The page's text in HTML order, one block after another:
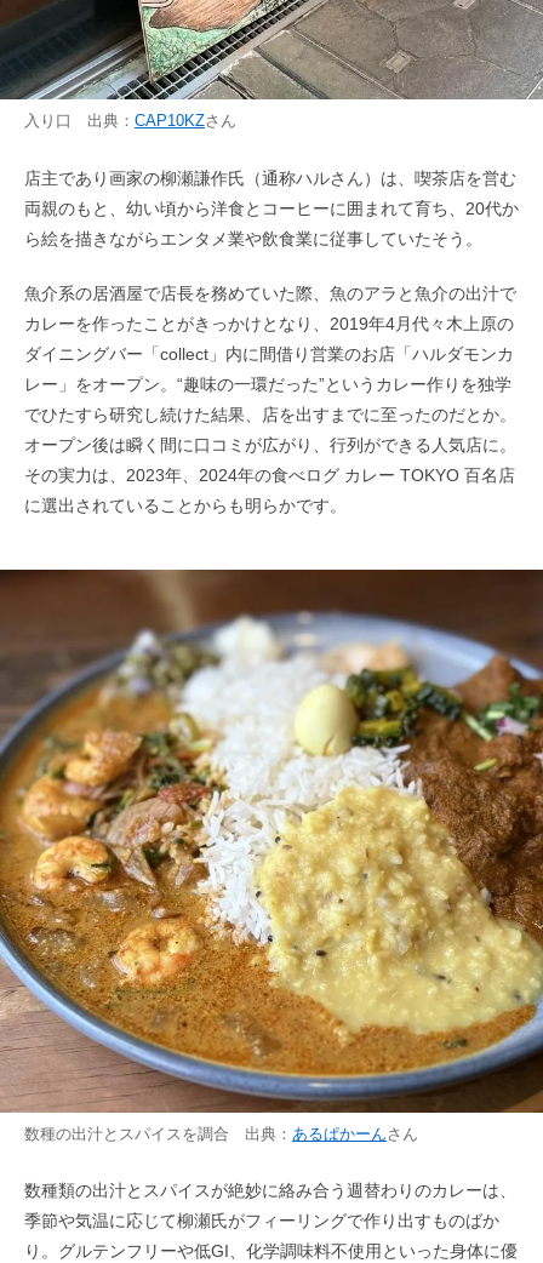
入り口 出典： CAP10KZさん
店主であり画家の柳瀬謙作氏（通称ハルさん）は、喫茶店を営む
両親のもと、幼い頃から洋食とコーヒーに囲まれて育ち、20代か
ら絵を描きながらエンタメ業や飲食業に従事していたそう。
魚介系の居酒屋で店長を務めていた際、魚のアラと魚介の出汁で
カレーを作ったことがきっかけとなり、2019年4月代々木上原の
ダイニングバー「collect」内に間借り営業のお店「ハルダモンカ
レー」をオープン。“趣味の一環だった”というカレー作りを独学
でひたすら研究し続けた結果、店を出すまでに至ったのだとか。
オープン後は瞬く間に口コミが広がり、行列ができる人気店に。
その実力は、2023年、2024年の食べログ カレー TOKYO 百名店
に選出されていることからも明らかです。
数種の出汁とスパイスを調合 出典： あるぱかーんさん
数種類の出汁とスパイスが絶妙に絡み合う週替わりのカレーは、
季節や気温に応じて柳瀬氏がフィーリングで作り出すものばか
り。グルテンフリーや低GI、化学調味料不使用といった身体に優